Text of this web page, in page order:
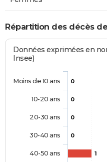
Répartition des décès
Données exprimées en
Insee)
0
0
0
0
1
Moins de 10 ans
10-20 ans
20-30 ans
30-40 ans
40-50 ans